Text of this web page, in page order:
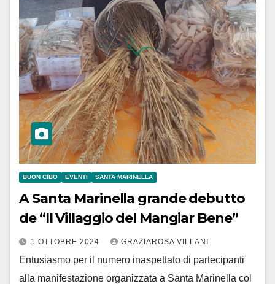
BUON CIBO EVENTI SANTA MARINELLA
A Santa Marinella grande debutto
de “Il Villaggio del Mangiar Bene”
1 OTTOBRE 2024 GRAZIAROSA VILLANI
Entusiasmo per il numero inaspettato di partecipanti
alla manifestazione organizzata a Santa Marinella col